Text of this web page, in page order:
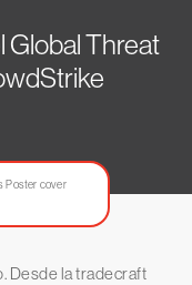
Global Threat
Desde la tradecraft